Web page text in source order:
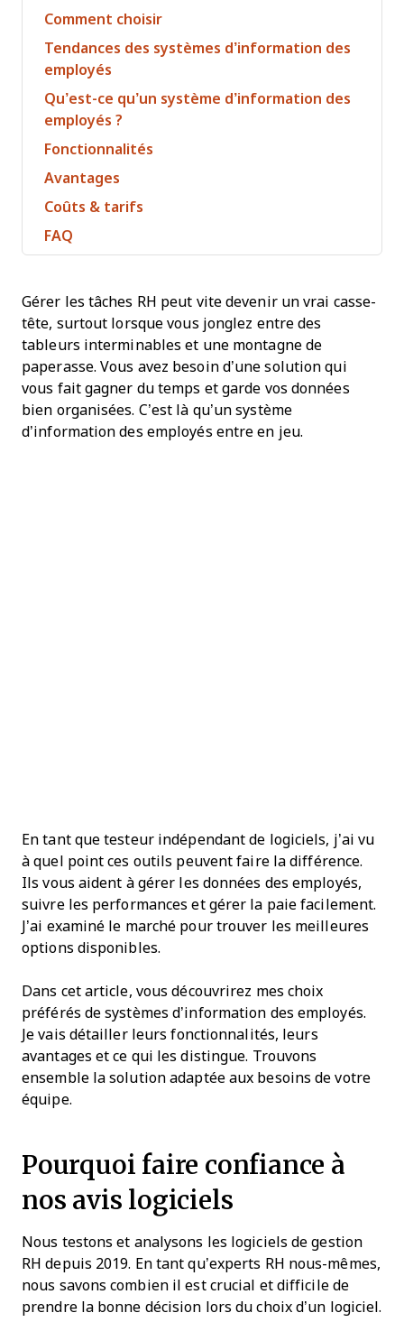
Comment choisir
Tendances des systèmes d’information des
employés
Qu’est-ce qu’un système d’information des
employés ?
Fonctionnalités
Avantages
Coûts & tarifs
FAQ
Gérer les tâches RH peut vite devenir un vrai casse-
tête, surtout lorsque vous jonglez entre des
tableurs interminables et une montagne de
paperasse. Vous avez besoin d’une solution qui
vous fait gagner du temps et garde vos données
bien organisées. C’est là qu’un système
d’information des employés entre en jeu.
En tant que testeur indépendant de logiciels, j’ai vu
à quel point ces outils peuvent faire la différence.
Ils vous aident à gérer les données des employés,
suivre les performances et gérer la paie facilement.
J’ai examiné le marché pour trouver les meilleures
options disponibles.
Dans cet article, vous découvrirez mes choix
préférés de systèmes d’information des employés.
Je vais détailler leurs fonctionnalités, leurs
avantages et ce qui les distingue. Trouvons
ensemble la solution adaptée aux besoins de votre
équipe.
Pourquoi faire confiance à
nos avis logiciels
Nous testons et analysons les logiciels de gestion
RH depuis 2019. En tant qu’experts RH nous-mêmes,
nous savons combien il est crucial et difficile de
prendre la bonne décision lors du choix d’un logiciel.